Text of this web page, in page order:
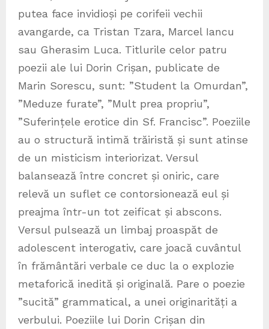
putea face invidioși pe corifeii vechii
avangarde, ca Tristan Tzara, Marcel Iancu
sau Gherasim Luca. Titlurile celor patru
poezii ale lui Dorin Crișan, publicate de
Marin Sorescu, sunt: ”Student la Omurdan”,
”Meduze furate”, ”Mult prea propriu”,
”Suferințele erotice din Sf. Francisc”. Poeziile
au o structură intimă trăiristă și sunt atinse
de un misticism interiorizat. Versul
balansează între concret și oniric, care
relevă un suflet ce contorsionează eul și
preajma într-un tot zeificat și abscons.
Versul pulsează un limbaj proaspăt de
adolescent interogativ, care joacă cuvântul
în frământări verbale ce duc la o explozie
metaforică inedită și originală. Pare o poezie
”sucită” grammatical, a unei originarități a
verbului. Poeziile lui Dorin Crișan din